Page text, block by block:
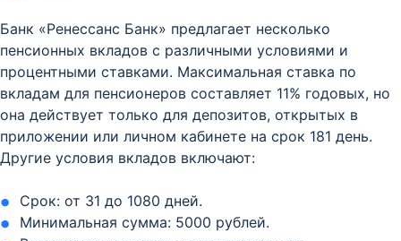
Банк «Ренессанс Банк» предлагает несколько
пенсионных вкладов с различными условиями и
процентными ставками. Максимальная ставка по
вкладам для пенсионеров составляет 11% годовых, но
она действует только для депозитов, открытых в
приложении или личном кабинете на срок 181 день.
Другие условия вкладов включают:
Срок: от 31 до 1080 дней.
Минимальная сумма: 5000 рублей.